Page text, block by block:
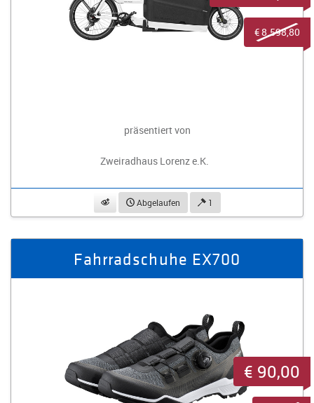
präsentiert von
Zweiradhaus Lorenz e.K.
beobachtenAbgelaufen 1
€ 8.598,80
Fahrradschuhe EX700
€ 90,00